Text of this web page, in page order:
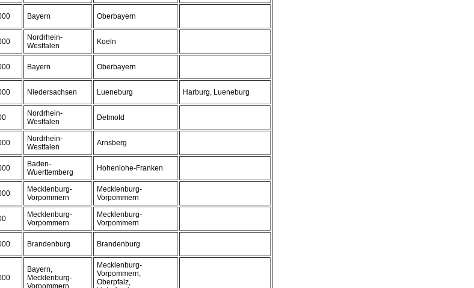
Bayern Oberbayern
Nordrhein-
Westfalen
Koeln
Bayern Oberbayern
Niedersachsen Lueneburg Harburg, Lueneburg
Nordrhein-
Westfalen
Detmold
Nordrhein-
Westfalen
Arnsberg
Baden-
Wuerttemberg
Hohenlohe-Franken
Mecklenburg-
Vorpommern
Mecklenburg-
Vorpommern
Mecklenburg-
Vorpommern
Mecklenburg-
Vorpommern
Brandenburg Brandenburg
Bayern,
Mecklenburg-
Vorpommern
Mecklenburg-
Vorpommern,
Oberpfalz,